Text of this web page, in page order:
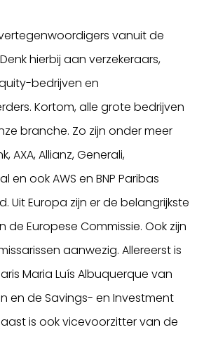
vertegenwoordigers vanuit de
hierbij aan verzekeraars,
bedrijven en
Kortom, alle grote bedrijven
branche. Zo zijn onder meer
AXA, Allianz, Generali,
en ook AWS en BNP Paribas
Uit Europa zijn er de belangrijkste
de Europese Commissie. Ook zijn
aanwezig. Allereerst is
Maria Luís Albuquerque van
en de Savings- en Investment
is ook vicevoorzitter van de